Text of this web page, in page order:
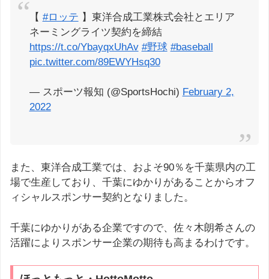
【 #ロッテ 】東洋合成工業株式会社とエリア
ネーミングライツ契約を締結
https://t.co/YbayqxUhAv #野球 #baseball
pic.twitter.com/89EWYHsq30
— スポーツ報知 (@SportsHochi) February 2,
2022
また、東洋合成工業では、およそ90％を千葉県内の工
場で生産しており、千葉にゆかりがあることからオフ
ィシャルスポンサー契約となりました。
千葉にゆかりがある企業ですので、佐々木朗希さんの
活躍によりスポンサー企業の期待も高まるわけです。